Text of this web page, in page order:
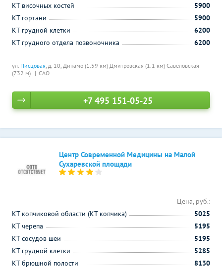
ул. Писцовая, д. 10, Динамо (1.59 км) Дмитровская (1.1 км) Савеловская
(732 м)
САО
КТ височных костей
5900
КТ гортани
5900
КТ грудной клетки
6200
КТ грудного отдела позвоночника
6200
+7 495 151-05-25
Центр Современной Медицины на Малой
Сухаревской площади
Цена, руб.:
КТ копчиковой области (КТ копчика)
5025
КТ черепа
5195
КТ сосудов шеи
5195
КТ грудной клетки
5285
КТ брюшной полости
8130